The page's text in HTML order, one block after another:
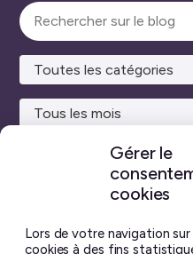
Gérer le
cookies
Lors de votre navigation
cookies à des fins
Sélectionner
une
réalisé avec
intelligence artificielle
photos moi-même, et